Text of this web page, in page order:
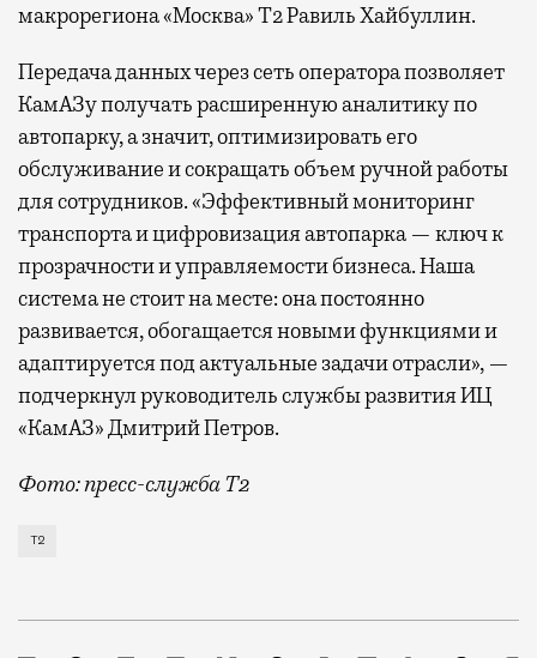
макрорегиона «Москва» Т2 Равиль Хайбуллин.
Передача данных через сеть оператора позволяет
КамАЗу получать расширенную аналитику по
автопарку, а значит, оптимизировать его
обслуживание и сокращать объем ручной работы
для сотрудников. «Эффективный мониторинг
транспорта и цифровизация автопарка — ключ к
прозрачности и управляемости бизнеса. Наша
система не стоит на месте: она постоянно
развивается, обогащается новыми функциями и
адаптируется под актуальные задачи отрасли», —
подчеркнул руководитель службы развития ИЦ
«КамАЗ» Дмитрий Петров.
Фото: пресс-служба Т2
Т2 развивает решения для автомобильной
Т2